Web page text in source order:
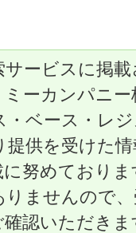
ービスに掲
ーカンパニ
ベース・レ
提供を受けた
努めており
ませんので
認いただき